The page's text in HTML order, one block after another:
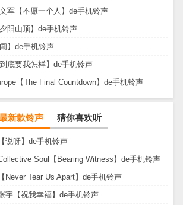
军【不愿一个人】de手机铃声
夕阳山顶】de手机铃声
闯】de手机铃声
到底要我怎样】de手机铃声
【The Final Countdown】de手机铃声
新款铃声 猜你喜欢听
【说呀】de手机铃声
Soul【Bearing Witness】de手机铃声
【Never Tear Us Apart】de手机铃声
宇【祝我幸福】de手机铃声